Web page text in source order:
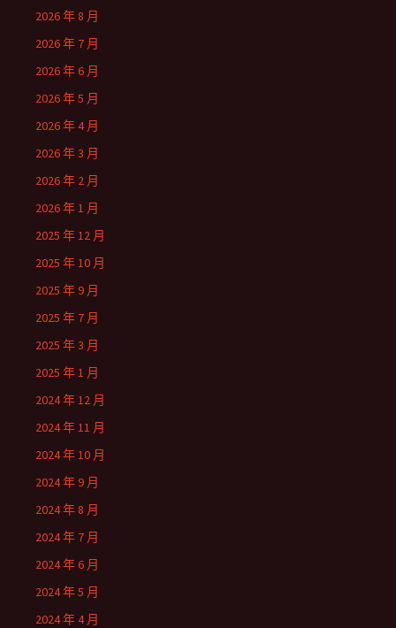
2026 年 8 月
2026 年 7 月
2026 年 6 月
2026 年 5 月
2026 年 4 月
2026 年 3 月
2026 年 2 月
2026 年 1 月
2025 年 12 月
2025 年 10 月
2025 年 9 月
2025 年 7 月
2025 年 3 月
2025 年 1 月
2024 年 12 月
2024 年 11 月
2024 年 10 月
2024 年 9 月
2024 年 8 月
2024 年 7 月
2024 年 6 月
2024 年 5 月
2024 年 4 月